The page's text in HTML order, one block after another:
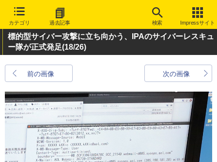
カテゴリ 過去記事 検索 Impressサイト
標的型サイバー攻撃に立ち向かう、IPAのサイバーレスキュ
ー隊が正式発足(18/26)
前の画像 次の画像